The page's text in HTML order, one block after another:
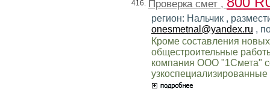
416. Проверка смет ,
регион: Нальчик ,
onesmetnal@yandex.ru ,
Кроме составления
общестроительные
компания ООО "1Смета"